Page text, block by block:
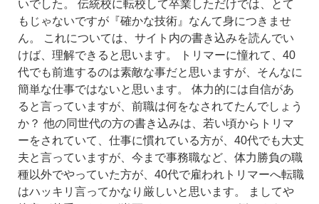
いでした。 伝統校に転校して卒業しただけでは、とて
もじゃないですが『確かな技術』なんて身につきませ
ん。 これについては、サイト内の書き込みを読んでい
けば、理解できると思います。 トリマーに憧れて、40
代でも前進するのは素敵な事だと思いますが、そんなに
簡単な仕事ではないと思います。 体力的には自信があ
ると言っていますが、前職は何をなされてたんでしょう
か？ 他の同世代の方の書き込みは、若い頃からトリマ
ーをされていて、仕事に慣れている方が、40代でも大丈
夫と言っていますが、今まで事務職など、体力勝負の職
種以外でやっていた方が、40代で雇われトリマーへ転職
はハッキリ言ってかなり厳しいと思います。 ましてや